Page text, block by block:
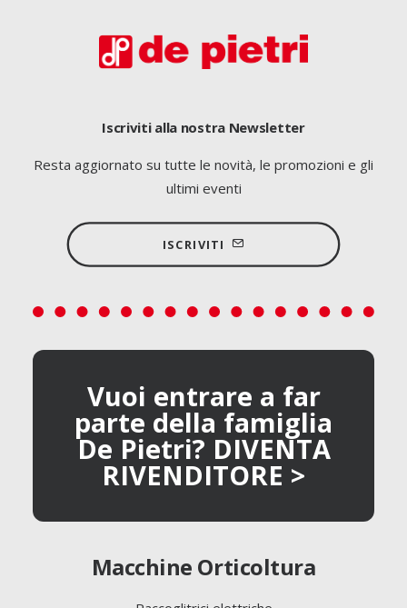
Iscriviti alla nostra Newsletter
Resta aggiornato su tutte le novità, le promozioni e gli
ultimi eventi
ISCRIVITI
Vuoi entrare a far
parte della famiglia
De Pietri? DIVENTA
RIVENDITORE >
Macchine Orticoltura